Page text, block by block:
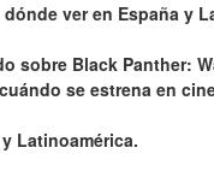
ver en España y
sobre Black Panther:
se estrena en
Latinoamérica.